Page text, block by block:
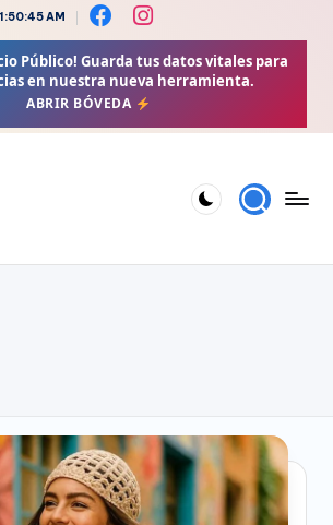
1:50:46 AM
Público! Guarda tus datos vitales para
en nuestra nueva herramienta.
ABRIR BÓVEDA